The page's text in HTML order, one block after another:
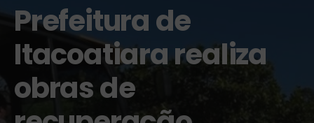
Prefeitura de
Itacoatiara realiza
obras de